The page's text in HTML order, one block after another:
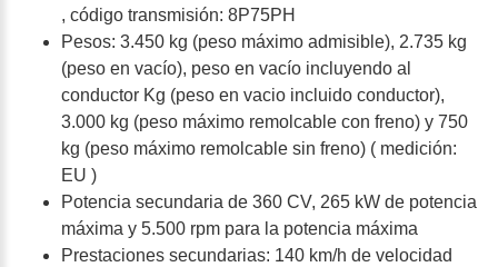
, código transmisión: 8P75PH
Pesos: 3.450 kg (peso máximo admisible), 2.735 kg
(peso en vacío), peso en vacío incluyendo al
conductor Kg (peso en vacio incluido conductor),
3.000 kg (peso máximo remolcable con freno) y 750
kg (peso máximo remolcable sin freno) ( medición:
EU )
Potencia secundaria de 360 CV, 265 kW de potencia
máxima y 5.500 rpm para la potencia máxima
Prestaciones secundarias: 140 km/h de velocidad